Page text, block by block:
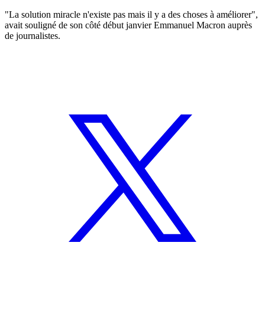
"La solution miracle n'existe pas mais il y a des choses à améliorer",
avait souligné de son côté début janvier Emmanuel Macron auprès
de journalistes.